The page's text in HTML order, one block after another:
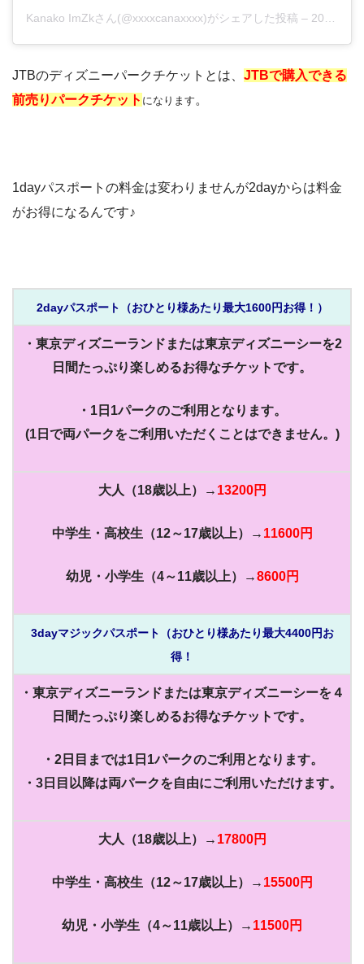
Kanako ImZkさん(@xxxxcanaxxxx)がシェアした投稿 – 2019年 5月月28日午前7時36分PDT
JTBのディズニーパークチケットとは、 JTBで購入できる
前売りパークチケット になります 。
1dayパスポートの料金は変わりませんが2dayからは料金
がお得になるんです♪
2dayパスポート（おひとり様あたり最大1600円お得！）
・東京ディズニーランドまたは東京ディズニーシーを2
日間たっぷり楽しめるお得なチケットです。
・1日1パークのご利用となります。
(1日で両パークをご利用いただくことはできません。)
大人（18歳以上）→ 13200円
中学生・高校生（12～17歳以上）→ 11600円
幼児・小学生（4～11歳以上）→8600円
3dayマジックパスポート（おひとり様あたり最大4400円お
得！
・東京ディズニーランドまたは東京ディズニーシーを４
日間たっぷり楽しめるお得なチケットです。
・2日目までは1日1パークのご利用となります。
・3日目以降は両パークを自由にご利用いただけます。
大人（18歳以上）→ 17800円
中学生・高校生（12～17歳以上）→ 15500円
幼児・小学生（4～11歳以上）→ 11500円